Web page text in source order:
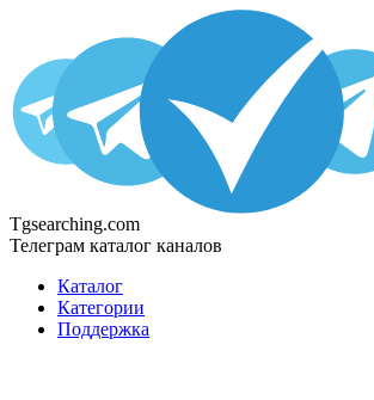
Tgsearching.com
Телеграм каталог каналов
Каталог
Категории
Поддержка